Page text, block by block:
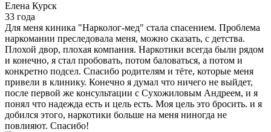
Елена Курск
33 года
Для меня киника "Нарколог-мед" стала спасением. Проблема
наркомании преследовала меня, можно сказать, с детства.
Плохой двор, плохая компания. Наркотики всегда были рядом
и конечно, я стал пробовать, потом баловаться, а потом и
конкретно подсел. Спасибо родителям и тёте, которые меня
привели в клинику. Конечно я думал что ничего не выйдет,
после первой же консультации с Сухожиловым Андреем, и я
понял что надежда есть и цель есть. Моя цель это бросить. и я
добился этого, наркотики больше на меня ниногда не
повлияют. Спасибо!